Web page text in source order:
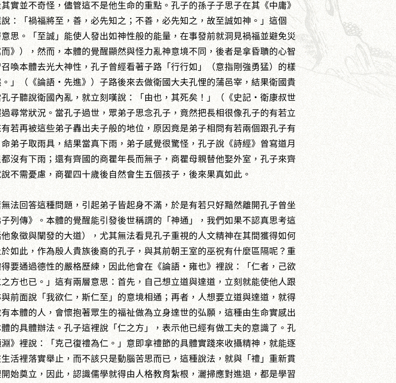
實並不奇怪，儘管這不是他生命的重點。孔子的孫子子思子在其《中庸》
：「禍福將至，善，必先知之；不善，必先知之，故至誠如神。」這個
思。「至誠」能使人發出如神性般的能量，在事發前就洞見禍福並避免災
》），然而，本體的覺醒顯然與怪力亂神意境不同，後者是拿昏聵的心智
喚本體去光大神性，孔子曾經看著子路「行行如」（意指剛強勇猛）的樣
」（《論語‧先進》）子路後來去做衛國大夫孔悝的蒲邑宰，結果衛國貴
子聽說衛國內亂，就立刻嘆說：「由也，其死矣！」（《史記‧衛康叔世
尋常狀況。當孔子過世，眾弟子思念孔子，竟然把長相很像孔子的有若立
若再被這些弟子轟出夫子般的地位，原因竟是弟子相問有若兩個跟孔子有
弟子取雨具，結果當真下雨，弟子感覺很驚怪，孔子說《詩經》曾寫道月
沒有下雨；還有齊國的商瞿年長而無子，商瞿母親替他娶外室，孔子來齊
不需憂慮，商瞿四十歲後自然會生五個孩子，後來果真如此。
法回答這種問題，引起弟子皆起身不滿，於是有若只好黯然離開孔子曾坐
列傳》。本體的覺醒能引發後世稱謂的「神通」，我們如果不認真思考這
象徵與闡發的大道），尤其無法看見孔子重視的人文精神在其間獲得如何
如此，作為殷人貴族後裔的孔子，與其前朝王室的巫祝有什麼區隔呢？重
要通過德性的嚴格歷練，因此他會在《論語‧雍也》裡說：「仁者，己欲
方也已。」這有兩層意思：首先，自己想立道與達道，立刻就能使他人跟
前面說「我欲仁，斯仁至」的意境相通；再者，人想要立道與達道，就得
本體的人，會懷抱著眾生的福祉做為立身達世的弘願，這種由生命實感出
的具體辦法。孔子這裡說「仁之方」，表示他已經有做工夫的意識了。孔
》裡說：「克己復禮為仁。」意即拿禮節的具體實踐來收攝精神，就能逐
活裡落實舉止，而不該只是動腦苦思而已，這種說法，就與「禮」重新貫
始奠立，因此，認識儒學就得由人格教育紮根，灑掃應對進退，都是學習